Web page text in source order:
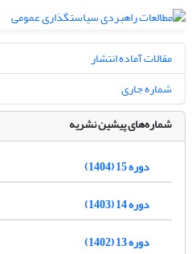
مقالات آماده انتشار
شماره جاری
شماره‌های پیشین نشریه
دوره 15 (1404)
دوره 14 (1403)
دوره 13 (1402)